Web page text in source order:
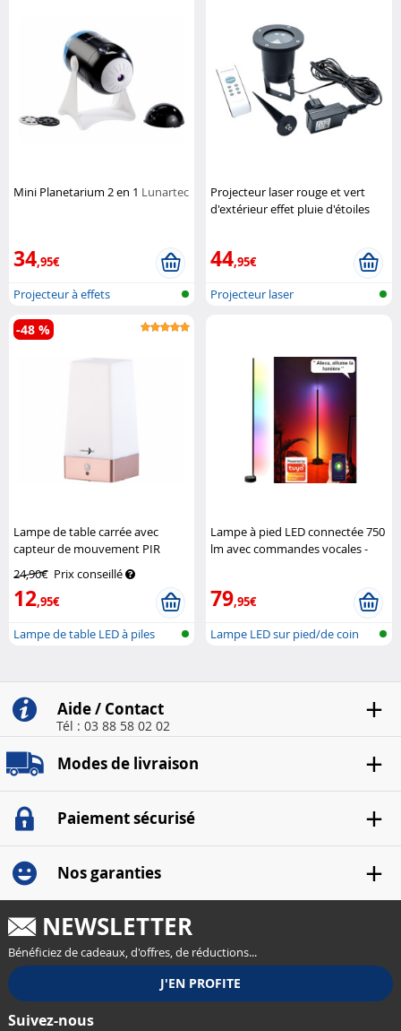
Mini Planetarium 2 en 1 Lunartec
34,95€
Projecteur à effets
Projecteur laser rouge et vert
d'extérieur effet pluie d'étoiles
44,95€
Projecteur laser
Lampe de table carrée avec
capteur de mouvement PIR
Lunartec
24,90€ Prix conseillé
12,95€
-48 %
Lampe de table LED à piles
Lampe à pied LED connectée 750
lm avec commandes vocales -
79,95€
Lampe LED sur pied/de coin
Aide / Contact
Tél : 03 88 58 02 02
Modes de livraison
Paiement sécurisé
Nos garanties
NEWSLETTER
Bénéficiez de cadeaux, d'offres, de réductions...
Suivez-nous